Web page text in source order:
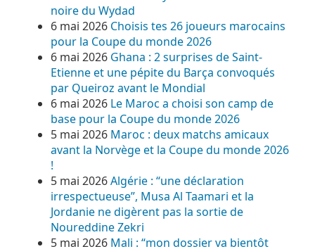
noire du Wydad
6 mai 2026 Choisis tes 26 joueurs marocains
pour la Coupe du monde 2026
6 mai 2026 Ghana : 2 surprises de Saint-
Etienne et une pépite du Barça convoqués
par Queiroz avant le Mondial
6 mai 2026 Le Maroc a choisi son camp de
base pour la Coupe du monde 2026
5 mai 2026 Maroc : deux matchs amicaux
avant la Norvège et la Coupe du monde 2026
!
5 mai 2026Algérie : “une déclaration
irrespectueuse”, Musa Al Taamari et la
Jordanie ne digèrent pas la sortie de
Noureddine Zekri
5 mai 2026 Mali : “mon dossier va bientôt